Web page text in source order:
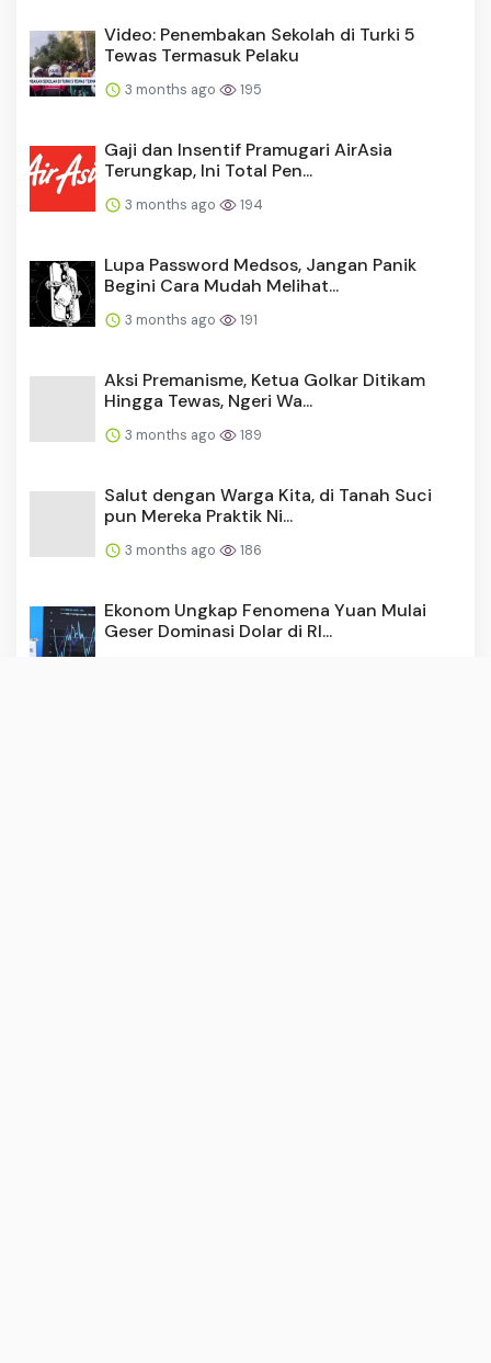
Video: Penembakan Sekolah di Turki 5
Tewas Termasuk Pelaku
3 months ago 195
Gaji dan Insentif Pramugari AirAsia
Terungkap, Ini Total Pen...
3 months ago 194
Lupa Password Medsos, Jangan Panik
Begini Cara Mudah Melihat...
3 months ago 191
Aksi Premanisme, Ketua Golkar Ditikam
Hingga Tewas, Ngeri Wa...
3 months ago 189
Salut dengan Warga Kita, di Tanah Suci
pun Mereka Praktik Ni...
3 months ago 186
Ekonom Ungkap Fenomena Yuan Mulai
Geser Dominasi Dolar di RI...